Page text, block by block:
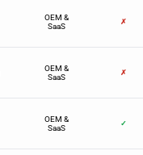
OEM &
SaaS
✗
OEM &
SaaS
✗
OEM &
SaaS
✓